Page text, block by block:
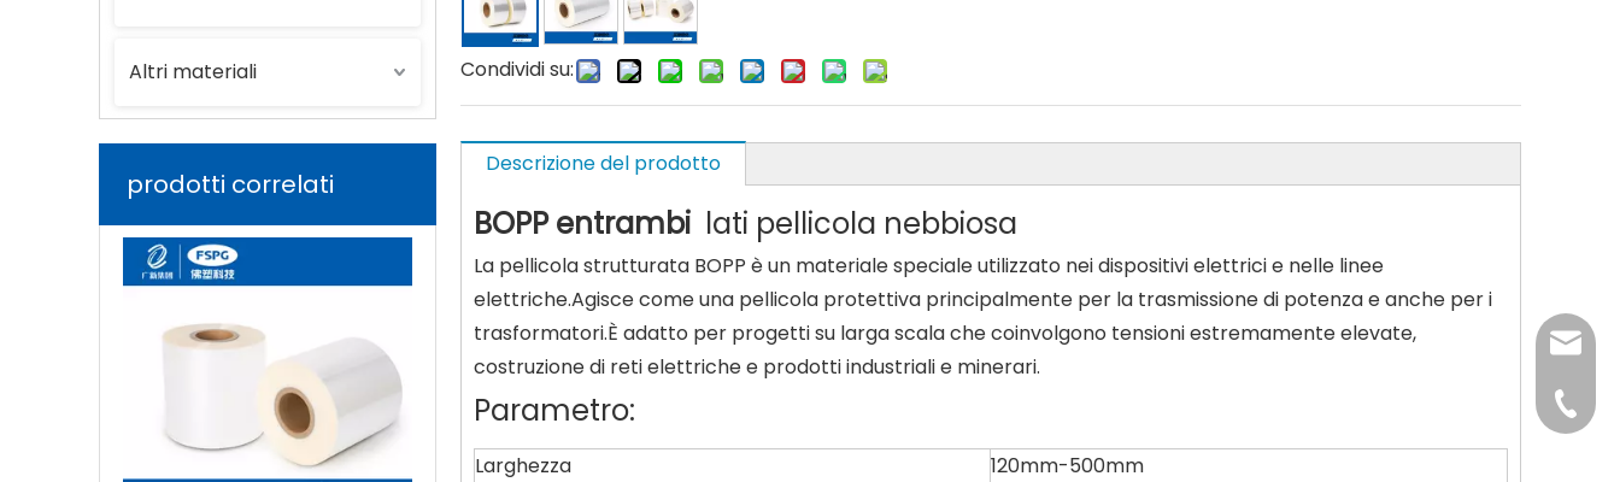
Altri materiali
prodotti correlati
Condividi su:
Descrizione del prodotto
BOPP entrambi lati pellicola nebbiosa
La pellicola strutturata BOPP è un materiale speciale utilizzato nei dispositivi elettrici e nelle linee
elettriche.Agisce come una pellicola protettiva principalmente per la trasmissione di potenza e anche per i
trasformatori.È adatto per progetti su larga scala che coinvolgono tensioni estremamente elevate,
costruzione di reti elettriche e prodotti industriali e minerari.
Parametro:
Larghezza
120mm-500mm
+86-